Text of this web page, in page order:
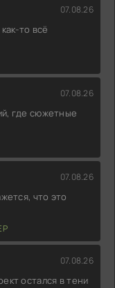
07.08.26
то всё
07.08.26
где сюжетные
07.08.26
что это
07.08.26
остался в тени